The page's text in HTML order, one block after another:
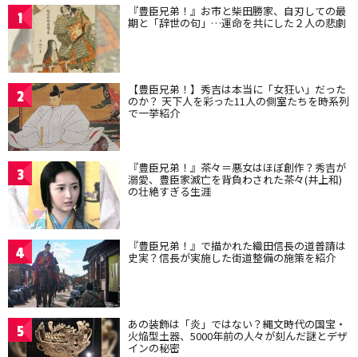
1 『豊臣兄弟！』お市と柴田勝家、自刃しての最
期と「辞世の句」…運命を共にした２人の悲劇
2 【豊臣兄弟！】秀吉は本当に「女狂い」だった
のか？ 天下人を彩った11人の側室たちを時系列
で一挙紹介
3 『豊臣兄弟！』茶々＝悪女はほぼ創作？秀吉が
溺愛、豊臣家滅亡を背負わされた茶々(井上和)
の壮絶すぎる生涯
4 『豊臣兄弟！』で描かれた織田信長の道普請は
史実？信長が実施した街道整備の施策を紹介
5 あの装飾は「炎」ではない？縄文時代の国宝・
火焔型土器、5000年前の人々が刻んだ謎とデザ
インの秘密